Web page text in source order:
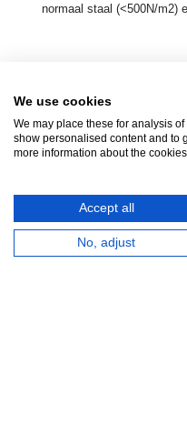
normaal staal (<500N/m2)
Zuidersluisweg 42
Nederland
We use cookies
We may place these for analysis
show personalised content and to
more information about the
Accept all
No, adjust